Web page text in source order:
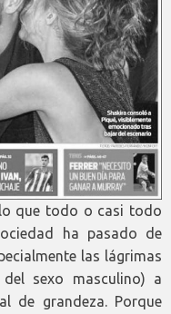
que todo o casi todo
ha pasado de
las lágrimas
sexo masculino) a
de grandeza. Porque